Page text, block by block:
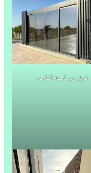
غرف زجاجية الباحة